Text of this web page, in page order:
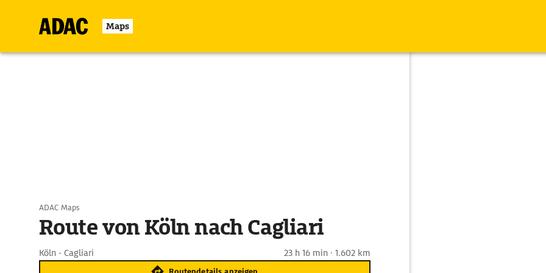
Maps
ADAC Maps
Route von Köln nach Cagliari
Köln - Cagliari 23 h 16 min · 1.602 km